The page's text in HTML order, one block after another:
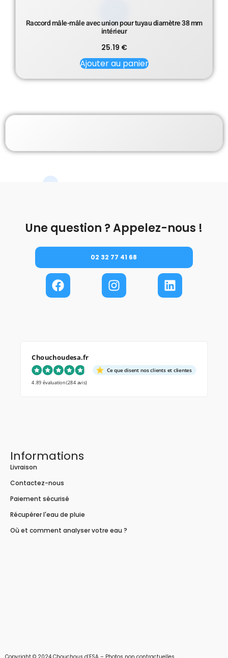
Raccord mâle-mâle avec union pour tuyau diamètre 38 mm
intérieur
25.19 €
Ajouter au panier
Une question ? Appelez-nous !
02 32 77 41 68
Chouchoudesa.fr
Ce que disent nos clients et clientes
4.89 évaluation(284 avis)
Informations
Livraison
Contactez-nous
Paiement sécurisé
Récupérer l'eau de pluie
Où et comment analyser votre eau ?